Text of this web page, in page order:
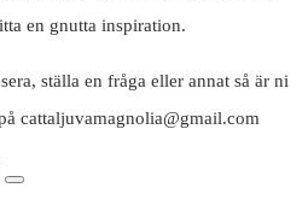
en gnutta inspiration.
ställa en fråga eller annat så är ni
cattaljuvamagnolia@gmail.com